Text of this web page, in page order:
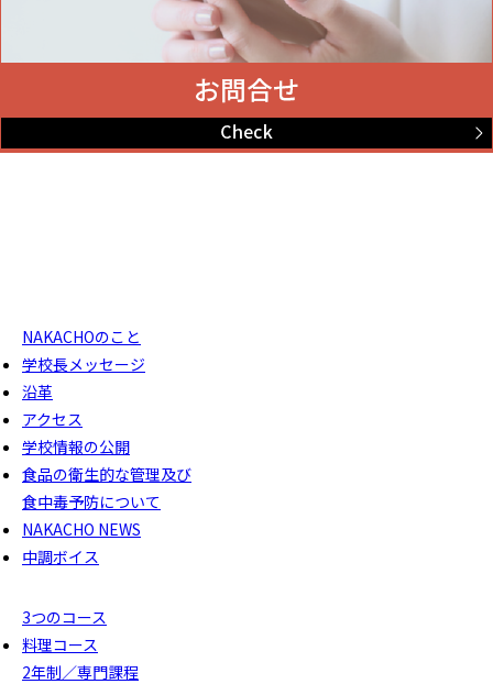
NAKACHOのこと
学校長メッセージ
沿革
アクセス
学校情報の公開
食品の衛生的な管理及び
食中毒予防について
NAKACHO NEWS
中調ボイス
3つのコース
料理コース
2年制／専門課程